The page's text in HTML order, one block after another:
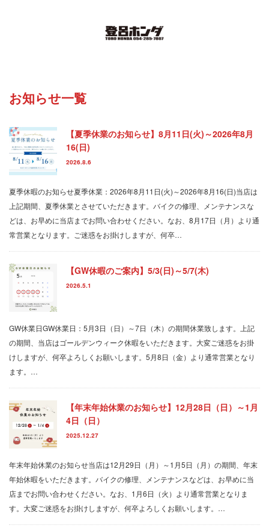
お知らせ一覧
【夏季休業のお知らせ】8月11日(火)～2026年8月
16(日)
2026.8.6
夏季休暇のお知らせ夏季休業：2026年8月11日(火)～2026年8月16(日)当店は
上記期間、夏季休業とさせていただきます。バイクの修理、メンテナンスな
どは、お早めに当店までお問い合わせください。なお、8月17日（月）より通
常営業となります。ご迷惑をお掛けしますが、何卒…
【GW休暇のご案内】5/3(日)～5/7(木)
2026.5.1
GW休業日GW休業日：5月3日（日）～7日（木）の期間休業致します。上記
の期間、当店はゴールデンウィーク休暇をいただきます。大変ご迷惑をお掛
けしますが、何卒よろしくお願いします。5月8日（金）より通常営業となり
ます。…
【年末年始休業のお知らせ】12月28日（日）～1月
4日（日）
2025.12.27
年末年始休業のお知らせ当店は12月29日（月）～1月5日（月）の期間、年末
年始休暇をいただきます。バイクの修理、メンテナンスなどは、お早めに当
店までお問い合わせください。なお、1月6日（火）より通常営業となりま
す。大変ご迷惑をお掛けしますが、何卒よろしくお願いします。…
インスタグラム
お知らせ
スタッフ紹介
店舗案内
お問い合わせ